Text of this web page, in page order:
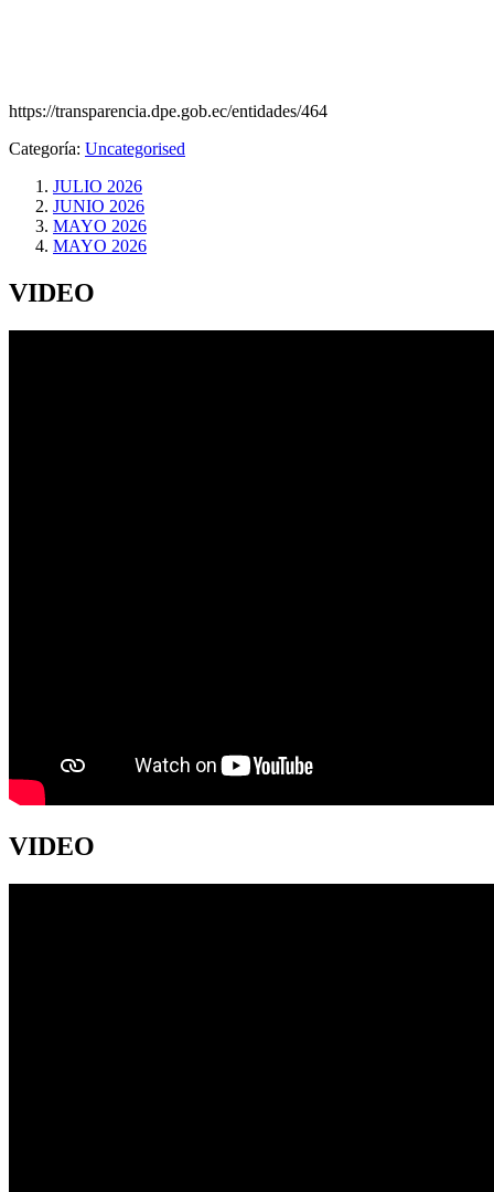
https://transparencia.dpe.gob.ec/entidades/464
Categoría: Uncategorised
JULIO 2026
JUNIO 2026
MAYO 2026
MAYO 2026
VIDEO
VIDEO